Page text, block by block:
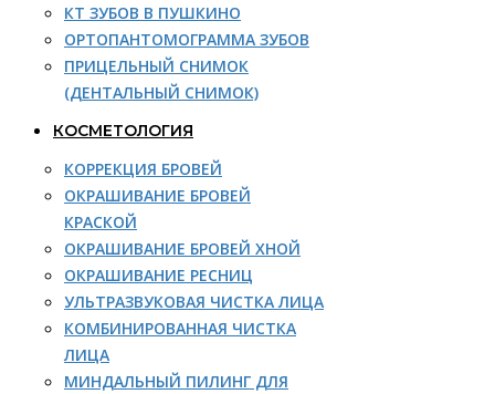
КТ ЗУБОВ В ПУШКИНО
ОРТОПАНТОМОГРАММА ЗУБОВ
ПРИЦЕЛЬНЫЙ СНИМОК
(ДЕНТАЛЬНЫЙ СНИМОК)
КОСМЕТОЛОГИЯ
КОРРЕКЦИЯ БРОВЕЙ
ОКРАШИВАНИЕ БРОВЕЙ
КРАСКОЙ
ОКРАШИВАНИЕ БРОВЕЙ ХНОЙ
ОКРАШИВАНИЕ РЕСНИЦ
УЛЬТРАЗВУКОВАЯ ЧИСТКА ЛИЦА
КОМБИНИРОВАННАЯ ЧИСТКА
ЛИЦА
МИНДАЛЬНЫЙ ПИЛИНГ ДЛЯ